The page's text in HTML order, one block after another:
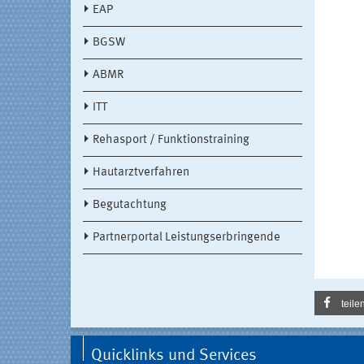
EAP
BGSW
ABMR
Rehasport / Funktionstraining
Hautarztverfahren
Begutachtung
Partnerportal Leistungserbringende
teilen
Quicklinks und Services